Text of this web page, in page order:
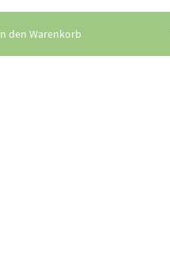
den Warenkorb